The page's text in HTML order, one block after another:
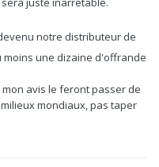
notre distributeur de
moins une dizaine d'offrande
mon avis le feront passer de
mondiaux, pas taper